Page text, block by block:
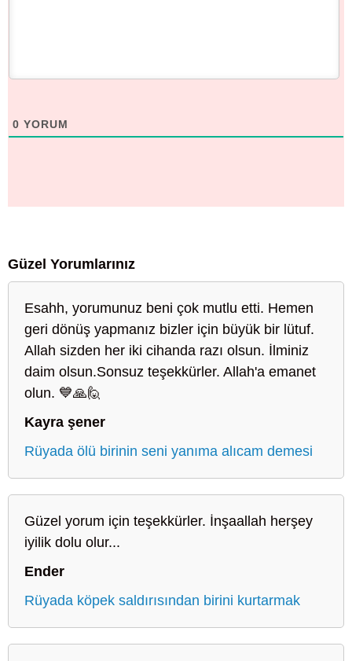
0 YORUM
Güzel Yorumlarınız
Esahh, yorumunuz beni çok mutlu etti. Hemen
geri dönüş yapmanız bizler için büyük bir lütuf.
Allah sizden her iki cihanda razı olsun. İlminiz
daim olsun.Sonsuz teşekkürler. Allah'a emanet
olun. 💙🙏🙋
Kayra şener
Rüyada ölü birinin seni yanıma alıcam demesi
Güzel yorum için teşekkürler. İnşaallah herşey
iyilik dolu olur...
Ender
Rüyada köpek saldırısından birini kurtarmak